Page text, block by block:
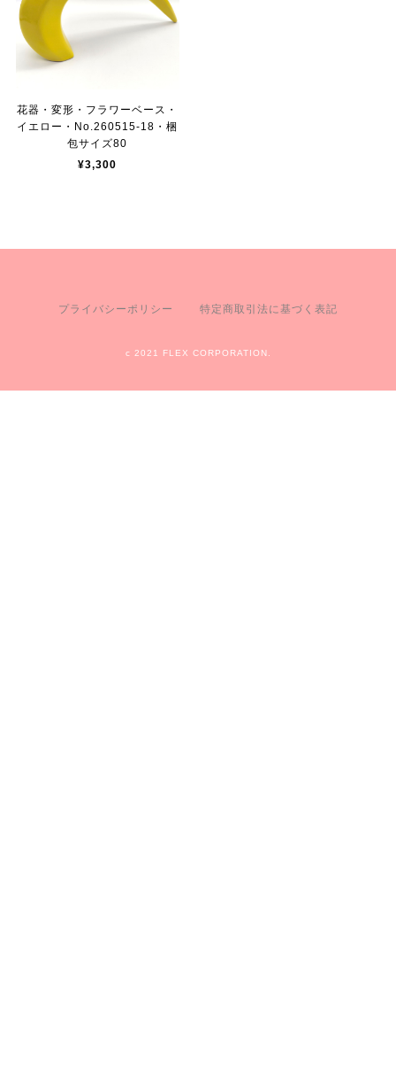
花器・変形・フラワーベース・
イエロー・No.260515-18・梱
包サイズ80
¥3,300
プライバシーポリシー 特定商取引法に基づく表記
c 2021 FLEX CORPORATION.